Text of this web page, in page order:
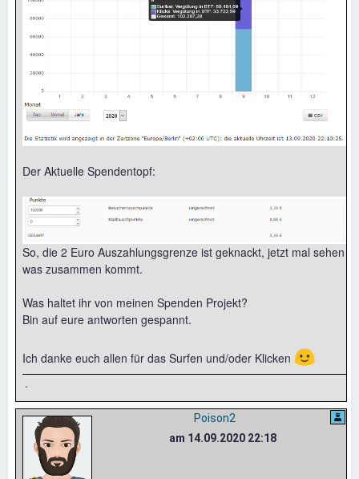
Der Aktuelle Spendentopf:
So, die 2 Euro Auszahlungsgrenze ist geknackt, jetzt mal sehen
was zusammen kommt.
Was haltet ihr von meinen Spenden Projekt?
Bin auf eure antworten gespannt.
Ich danke euch allen für das Surfen und/oder Klicken 🙂
.
Poison2
am 14.09.2020 22:18